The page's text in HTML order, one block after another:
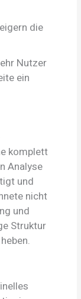
die
Nutzer
ein
komplett
Analyse
und
nicht
und
Struktur